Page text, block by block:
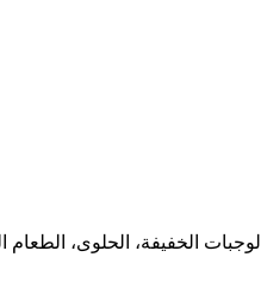
الوجبات الخفيفة، الحلوى، الطعام